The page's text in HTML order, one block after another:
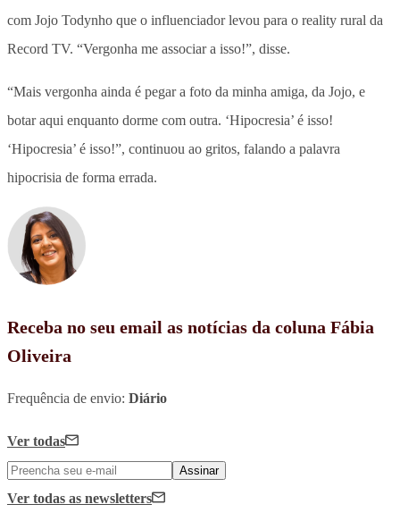
com Jojo Todynho que o influenciador levou para o reality rural da
Record TV. “Vergonha me associar a isso!”, disse.
“Mais vergonha ainda é pegar a foto da minha amiga, da Jojo, e
botar aqui enquanto dorme com outra. ‘Hipocresia’ é isso!
‘Hipocresia’ é isso!”, continuou ao gritos, falando a palavra
hipocrisia de forma errada.
Receba no seu email as notícias da coluna Fábia
Oliveira
Frequência de envio: Diário
Ver todas
Assinar
Ver todas as newsletters